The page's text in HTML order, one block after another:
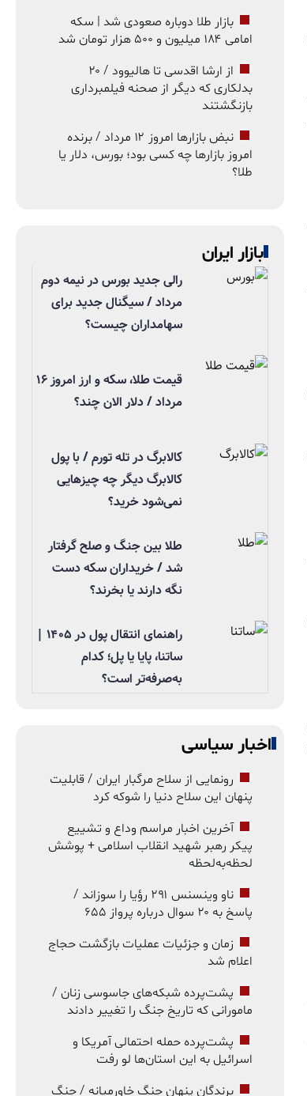
بازار طلا دوباره صعودی شد | سکه
امامی ۱۸۴ میلیون و ۵۰۰ هزار تومان شد
از ارشا اقدسی تا هالیوود / ۲۰
بدلکاری که دیگر از صحنه فیلمبرداری
بازنگشتند
نبض بازارها امروز ۱۲ مرداد / برنده
امروز بازارها چه کسی بود؛ بورس، دلار یا
طلا؟
بازار ایران
رالی جدید بورس در نیمه دوم
مرداد / سیگنال جدید برای
سهامداران چیست؟
قیمت طلا، سکه و ارز امروز ۱۶
مرداد / دلار الان چند؟
کالابرگ در تله تورم / با پول
کالابرگ دیگر چه چیزهایی
نمی‌شود خرید؟
طلا بین جنگ و صلح گرفتار
شد / خریداران سکه دست
نگه دارند یا بخرند؟
راهنمای انتقال پول در ۱۴۰۵ |
ساتنا، پایا یا پل؛ کدام
به‌صرفه‌تر است؟
اخبار سیاسی
رونمایی از سلاح مرگبار ایران / قابلیت
پنهان این سلاح دنیا را شوکه کرد
آخرین اخبار مراسم وداع و تشییع
پیکر رهبر شهید انقلاب اسلامی + پوشش
لحظه‌به‌لحظه
ناو وینسنس ۲۹۱ رؤیا را سوزاند /
پاسخ به ۲۰ سوال درباره پرواز ۶۵۵
زمان و جزئیات عملیات بازگشت حجاج
اعلام شد
پشت‌پرده شبکه‌های جاسوسی زنان /
مامورانی که تاریخ جنگ را تغییر دادند
پشت‌پرده حمله احتمالی آمریکا و
اسرائیل به این استان‌ها لو رفت
برندگان پنهان جنگ خاورمیانه / جنگ